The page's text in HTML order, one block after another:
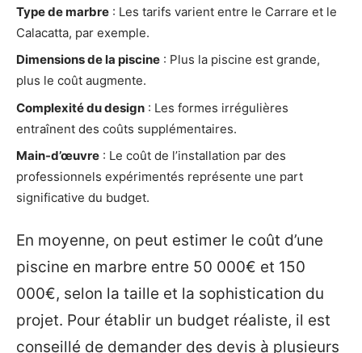
Type de marbre : Les tarifs varient entre le Carrare et le
Calacatta, par exemple.
Dimensions de la piscine : Plus la piscine est grande,
plus le coût augmente.
Complexité du design : Les formes irrégulières
entraînent des coûts supplémentaires.
Main-d’œuvre : Le coût de l’installation par des
professionnels expérimentés représente une part
significative du budget.
En moyenne, on peut estimer le coût d’une
piscine en marbre entre 50 000€ et 150
000€, selon la taille et la sophistication du
projet. Pour établir un budget réaliste, il est
conseillé de demander des devis à plusieurs